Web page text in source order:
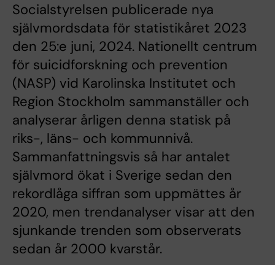
Socialstyrelsen publicerade nya
självmordsdata för statistikåret 2023
den 25:e juni, 2024. Nationellt centrum
för suicidforskning och prevention
(NASP) vid Karolinska Institutet och
Region Stockholm sammanställer och
analyserar årligen denna statisk på
riks-, läns- och kommunnivå.
Sammanfattningsvis så har antalet
självmord ökat i Sverige sedan den
rekordlåga siffran som uppmättes år
2020, men trendanalyser visar att den
sjunkande trenden som observerats
sedan år 2000 kvarstår.